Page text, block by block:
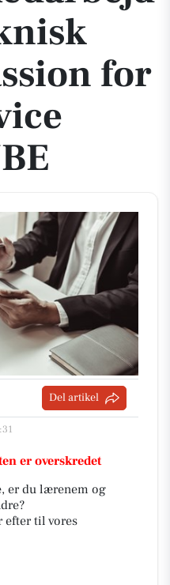
for
Del artikel
er overskredet
er du lærenem og
efter til vores